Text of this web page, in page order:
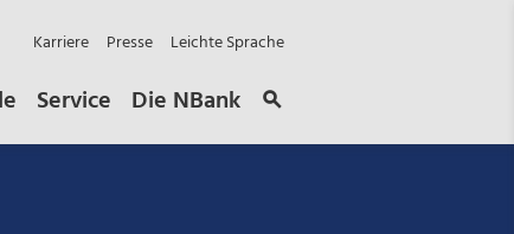
Karriere Presse Leichte Sprache
Service Die NBank